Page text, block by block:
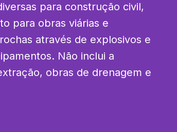
para construção civil,
para obras viárias e
através de explosivos e
Não inclui a
obras de drenagem e